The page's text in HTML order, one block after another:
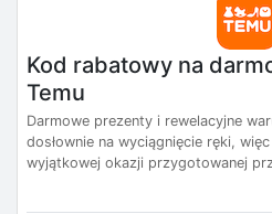
Kod rabatowy na
Temu
Darmowe prezenty i rewelacyjne
dosłownie na wyciągnięcie ręki,
wyjątkowej okazji przygotowanej